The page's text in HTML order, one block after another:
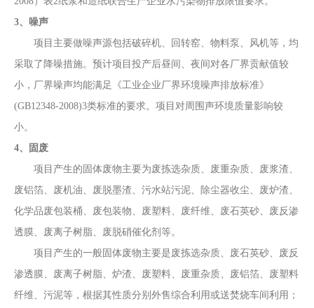
3、噪声
项目 主要做噪声源包括破碎机、回转窑、物料泵、风机等，均
采取了降噪措施。预计项目 投产后昼间、夜间对各厂界贡献值较
小，厂界噪声均能满足《工业企业厂界环境噪声排放标准》
(GB12348-2008)3类标准的要求。 项目 对周围声环境质量影响较
小。
4、固废
项目产生的固体废物主要为废拣选杂质、废重杂质、废浆渣、
废铝箔、废机油、废脱墨渣、污水站污泥、除尘器收尘、废炉渣、
化学品废包装桶、废包装物、废塑料、废纤维、废石英砂、废反渗
透膜、废离子树脂、废脱硝催化剂等。
项目 产生的一般固体废物主要是废拣选杂质、废石英砂、废反
渗透膜、废离子树脂、炉渣、废塑料、废重杂质、废铝箔、废塑料
纤维、污泥等，根据其性质分别外售综合利用或送焚烧车间利用 ；